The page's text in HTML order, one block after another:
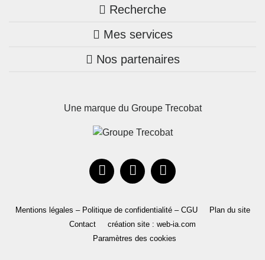
Trouver une agence
Bretagne
Pays de la Loire
Occitanie
Recherche
Nos annonces
Maison + terrain
Mes services
Mon compte Trecobois
Parrainez un proche!
Nos partenaires
Une marque du Groupe Trecobat
Mentions légales – Politique de confidentialité – CGU
Plan du site
Contact
création site : web-ia.com
Paramètres des cookies